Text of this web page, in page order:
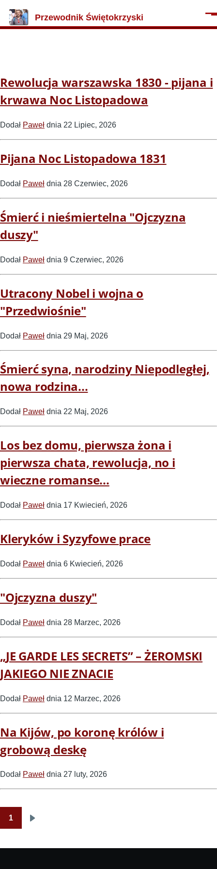
Przewodnik Świętokrzyski
Rewolucja warszawska 1830 - pijana i
krwawa Noc Listopadowa
Dodał Paweł dnia 22 Lipiec, 2026
Pijana Noc Listopadowa 1831
Dodał Paweł dnia 28 Czerwiec, 2026
Śmierć i nieśmiertelna "Ojczyzna
duszy"
Dodał Paweł dnia 9 Czerwiec, 2026
Utracony Nobel i wojna o
"Przedwiośnie"
Dodał Paweł dnia 29 Maj, 2026
Śmierć syna, narodziny Niepodległej,
nowa rodzina...
Dodał Paweł dnia 22 Maj, 2026
Los bez domu, pierwsza żona i
pierwsza chata, rewolucja, no i
wieczne romanse...
Dodał Paweł dnia 17 Kwiecień, 2026
Kleryków i Syzyfowe prace
Dodał Paweł dnia 6 Kwiecień, 2026
"Ojczyzna duszy"
Dodał Paweł dnia 28 Marzec, 2026
„JE GARDE LES SECRETS” – ŻEROMSKI
JAKIEGO NIE ZNACIE
Dodał Paweł dnia 12 Marzec, 2026
Na Kijów, po koronę królów i
grobową deskę
Dodał Paweł dnia 27 luty, 2026
1